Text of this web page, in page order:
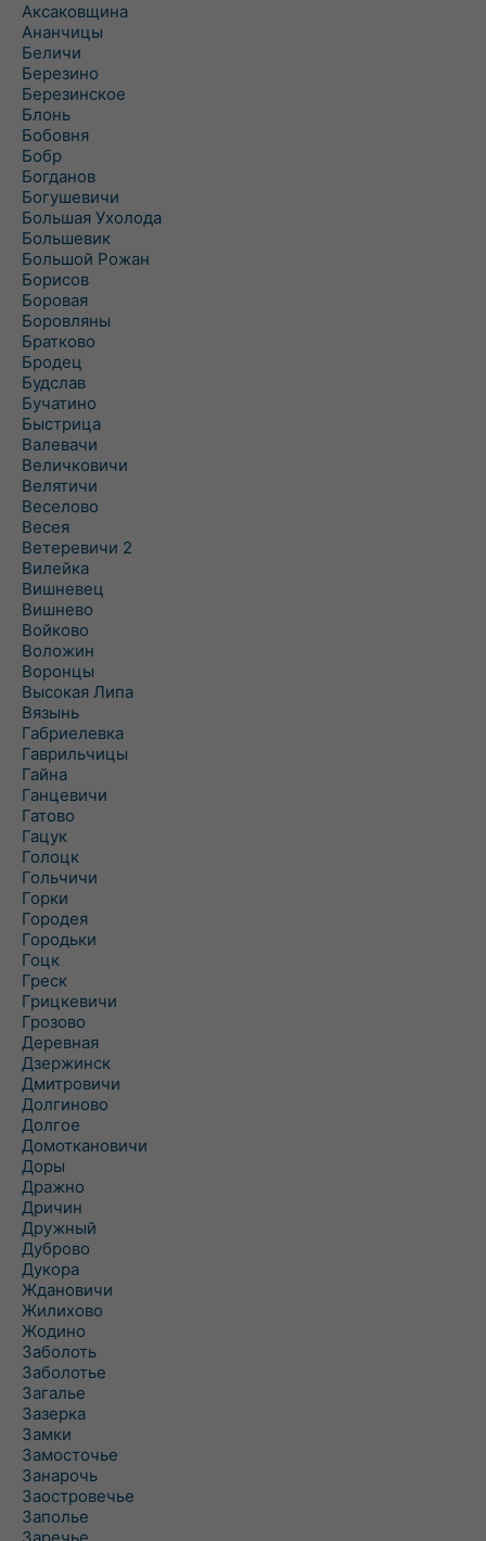
Аксаковщина
Ананчицы
Беличи
Березино
Березинское
Блонь
Бобовня
Бобр
Богданов
Богушевичи
Большая Ухолода
Большевик
Большой Рожан
Борисов
Боровая
Боровляны
Братково
Бродец
Будслав
Бучатино
Быстрица
Валевачи
Величковичи
Велятичи
Веселово
Весея
Ветеревичи 2
Вилейка
Вишневец
Вишнево
Войково
Воложин
Воронцы
Высокая Липа
Вязынь
Габриелевка
Гаврильчицы
Гайна
Ганцевичи
Гатово
Гацук
Голоцк
Гольчичи
Горки
Городея
Городьки
Гоцк
Греск
Грицкевичи
Грозово
Деревная
Дзержинск
Дмитровичи
Долгиново
Долгое
Домоткановичи
Доры
Дражно
Дричин
Дружный
Дуброво
Дукора
Ждановичи
Жилихово
Жодино
Заболоть
Заболотье
Загалье
Зазерка
Замки
Замосточье
Занарочь
Заостровечье
Заполье